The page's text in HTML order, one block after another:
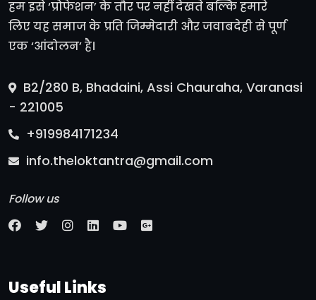
हम इसे ‘प्रोफेशन’ के तौर पर नहीं देखते बल्कि हमारे
लिए यह समाज के प्रति जिम्मेदारी और जवाबदेही से पूर्ण
एक ‘आंदोलन’ है।
B2/280 B, Bhadaini, Assi Chauraha, Varanasi
- 221005
+919984171234
info.theloktantra@gmail.com
Follow us
Useful Links